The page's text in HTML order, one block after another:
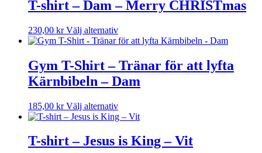
T-shirt – Dam – Merry CHRISTmas
230,00 kr Välj alternativDen
här
har
flera
varianter.
olika
alternativen
kan
väljas
på
Gym T-Shirt – Tränar för att lyfta
Kärnbibeln – Dam
185,00 kr Välj alternativDen
här
har
flera
T-shirt – Jesus is King – Vit